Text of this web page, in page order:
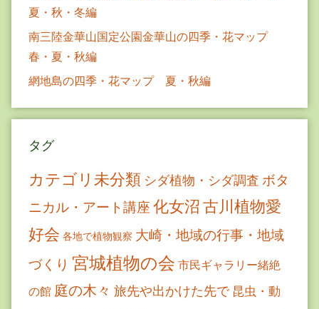
夏・秋・冬編
南三陸金華山国定公園金華山の四季・花マップ
春・夏・秋編
網地島の四季・花マップ 夏・秋編
タグ
カテゴリ未分類 シダ植物・シダ調査 ボタ
ニカル・アート講座 化女沼古川植物愛
好会 各地で植物観察 大崎・地域の行事・地域
づくり 宮城植物の会 市民ギャラリー緒絶
の館 庭の木々 旅先や出かけた先で 昆虫・動